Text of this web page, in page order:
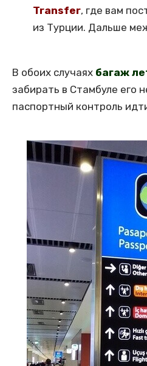
Transfer, где вам
из Турции. Дальше
В обоих случаях багаж
забирать в Стамбуле его
паспортный контроль